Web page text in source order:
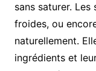
sans saturer. Les
froides, ou
naturellement.
ingrédients et